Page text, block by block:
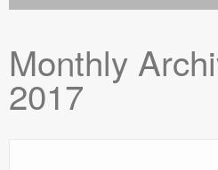
SCCM
Genel
Monthly
2017